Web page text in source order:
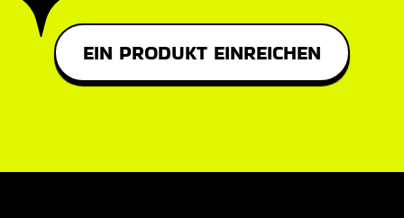
EIN PRODUKT EINREICHEN